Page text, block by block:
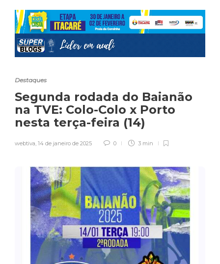
Destaques
Segunda rodada do Baianão
na TVE: Colo-Colo x Porto
nesta terça-feira (14)
webtiva, 14 de janeiro de 2025 0 3 min